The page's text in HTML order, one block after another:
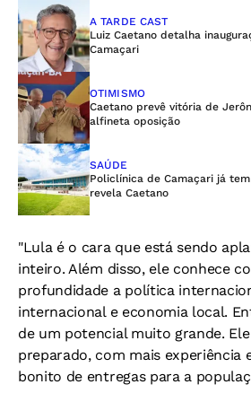
A TARDE CAST
Luiz Caetano detalha
Camaçari
OTIMISMO
Caetano prevê vitória de
alfineta oposição
SAÚDE
Policlínica de Camaçari já
revela Caetano
"Lula é o cara que está sendo
inteiro. Além disso, ele conhece
profundidade a política
internacional e economia local.
de um potencial muito grande.
preparado, com mais experiência
bonito de entregas para a